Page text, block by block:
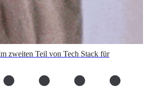
zweiten Teil von Tech Stack für